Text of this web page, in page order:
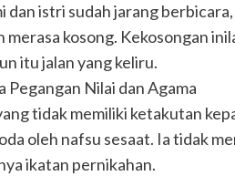
dan istri sudah jarang
merasa kosong. Kekosongan
itu jalan yang keliru.
Pegangan Nilai dan Agama
tidak memiliki ketakutan
oleh nafsu sesaat. Ia tidak
ikatan pernikahan.